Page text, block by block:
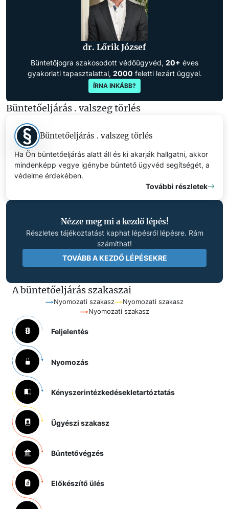
dr. Lőrik József
Büntetőjogra szakosodott védőügyvéd, 20+ éves
gyakorlati tapasztalattal, 2000 feletti lezárt üggyel.
ÍRNA INKÁBB?
Büntetőeljárás . valszeg törlés
Büntetőeljárás . valszeg törlés
Ha Ön büntetőeljárás alatt áll és ki akarják hallgatni, akkor
mindenképp vegye igénybe büntető ügyvéd segítségét, a
védelme érdekében.
További részletek
Nézze meg mi a kezdő lépés!
Részletes tájékoztatást kaphat lépésről lépésre. Rám
számíthat!
TOVÁBB A KEZDŐ LÉPÉSEKRE
A büntetőeljárás szakaszai
Nyomozati szakasz
Nyomozati szakasz
Nyomozati szakasz
Feljelentés
Nyomozás
Kényszerintézkedésekletartóztatás
Ügyészi szakasz
Büntetővégzés
Előkészítő ülés